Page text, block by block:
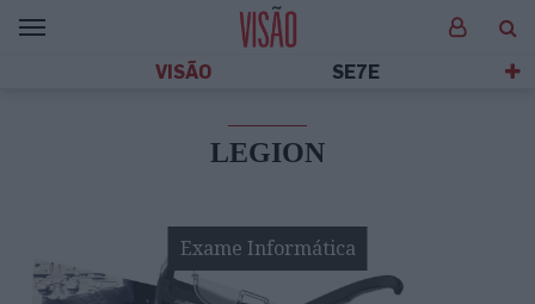
VISÃO SE7E
LEGION
Exame Informática